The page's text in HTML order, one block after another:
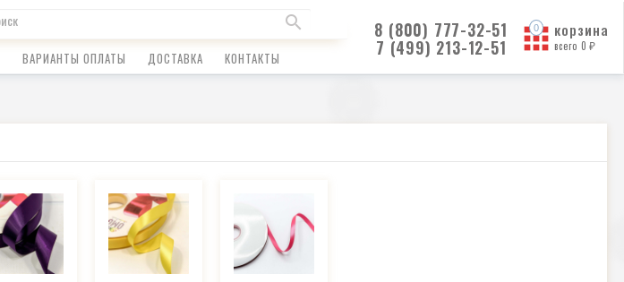
ВАРИАНТЫ ОПЛАТЫ ДОСТАВКА КОНТАКТЫ
8 (800) 777-32-51
7 (499) 213-12-51
корзина
всего 0₽